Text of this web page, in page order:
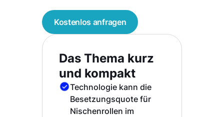
Kostenlos anfragen
Das Thema kurz
und kompakt
Technologie kann die
Besetzungsquote für
Nischenrollen im